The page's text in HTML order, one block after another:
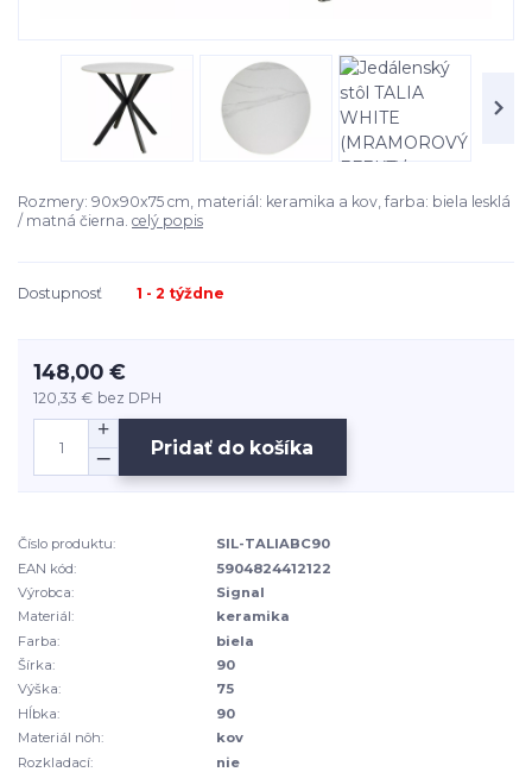
Rozmery: 90x90x75 cm, materiál: keramika a kov, farba: biela lesklá
/ matná čierna. celý popis
Dostupnosť 1 - 2 týždne
148,00 €
120,33 € bez DPH
Pridať do košíka
Číslo produktu:
SIL-TALIABC90
EAN kód:
5904824412122
Výrobca:
Signal
Materiál:
keramika
Farba:
biela
Šírka:
90
Výška:
75
Hĺbka:
90
Materiál nôh:
kov
Rozkladací:
nie